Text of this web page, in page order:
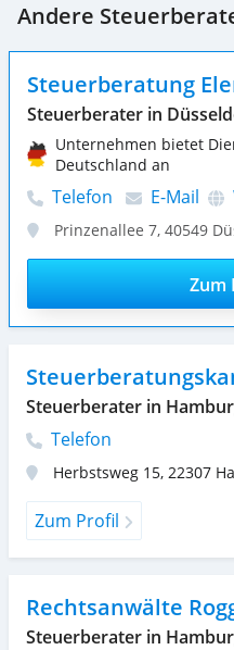
Andere
Steuerberatung
Steuerberater in
Unternehmen bietet
Deutschland an
Telefon E-Mail
Prinzenallee 7, 40549
Zum
Steuerberater in
Telefon
Herbstsweg 15, 22307
Zum Profil
Rechtsanwälte
Steuerberater in